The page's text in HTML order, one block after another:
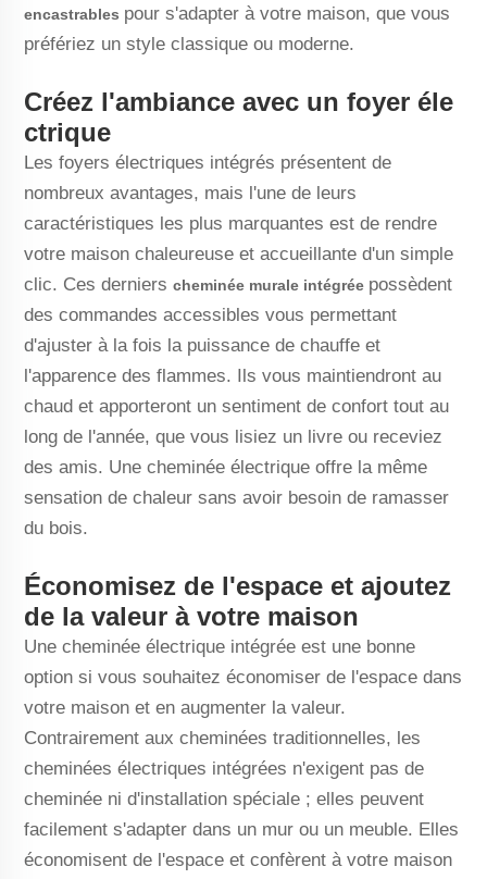
encastrables pour s'adapter à votre maison, que vous
préfériez un style classique ou moderne.
Créez l'ambiance avec un foyer éle
ctrique
Les foyers électriques intégrés présentent de
nombreux avantages, mais l'une de leurs
caractéristiques les plus marquantes est de rendre
votre maison chaleureuse et accueillante d'un simple
clic. Ces derniers cheminée murale intégrée possèdent
des commandes accessibles vous permettant
d'ajuster à la fois la puissance de chauffe et
l'apparence des flammes. Ils vous maintiendront au
chaud et apporteront un sentiment de confort tout au
long de l'année, que vous lisiez un livre ou receviez
des amis. Une cheminée électrique offre la même
sensation de chaleur sans avoir besoin de ramasser
du bois.
Économisez de l'espace et ajoutez
de la valeur à votre maison
Une cheminée électrique intégrée est une bonne
option si vous souhaitez économiser de l'espace dans
votre maison et en augmenter la valeur.
Contrairement aux cheminées traditionnelles, les
cheminées électriques intégrées n'exigent pas de
cheminée ni d'installation spéciale ; elles peuvent
facilement s'adapter dans un mur ou un meuble. Elles
économisent de l'espace et confèrent à votre maison